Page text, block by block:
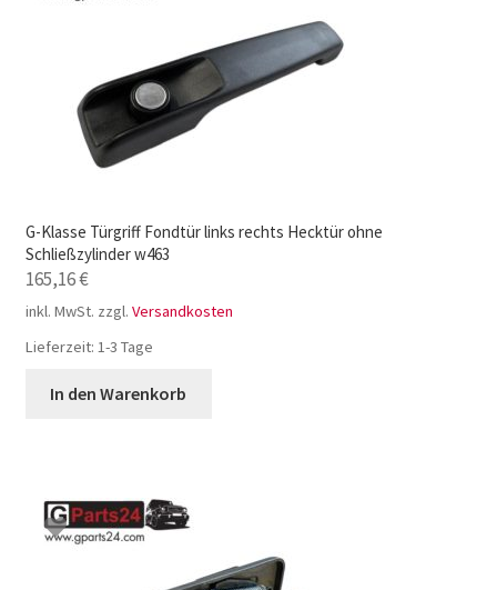
G-Klasse Türgriff Fondtür links rechts Hecktür ohne
Schließzylinder w463
165,16€
inkl. MwSt. zzgl. Versandkosten
Lieferzeit: 1-3 Tage
In den Warenkorb